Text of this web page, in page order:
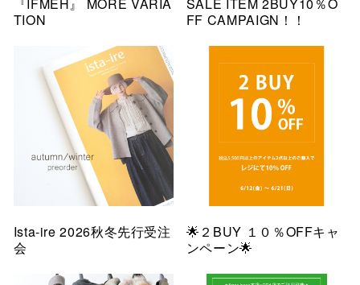
『IFMEH』 MORE VARIA
TION
SALE ITEM 2BUY10％O
FF CAMPAIGN！！
Ista-ire 2026秋冬先行受注
会
🌟２BUY １０％OFFキャ
ンペーン🌟